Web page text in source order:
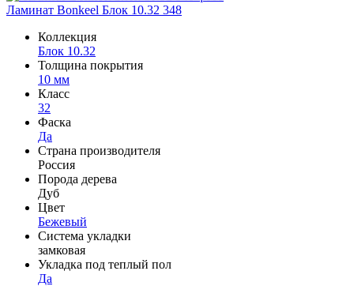
Ламинат Bonkeel Блок 10.32 348
Коллекция
Блок 10.32
Толщина покрытия
10 мм
Класс
32
Фаска
Да
Страна производителя
Россия
Порода дерева
Дуб
Цвет
Бежевый
Система укладки
замковая
Укладка под теплый пол
Да